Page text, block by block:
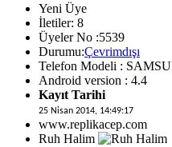
Yeni Üye
İletiler: 8
Üyeler No :5539
Durumu:Çevrimdışı
Telefon Modeli :
Android version : 4.4
Kayıt Tarihi
25 Nisan 2014, 14:49:17
www.replikacep.com
Ruh Halim